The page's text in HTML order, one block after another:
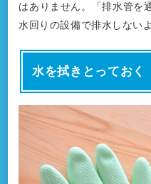
はありません。「排水管を
水回りの設備で排水しない
水を拭きとっておく